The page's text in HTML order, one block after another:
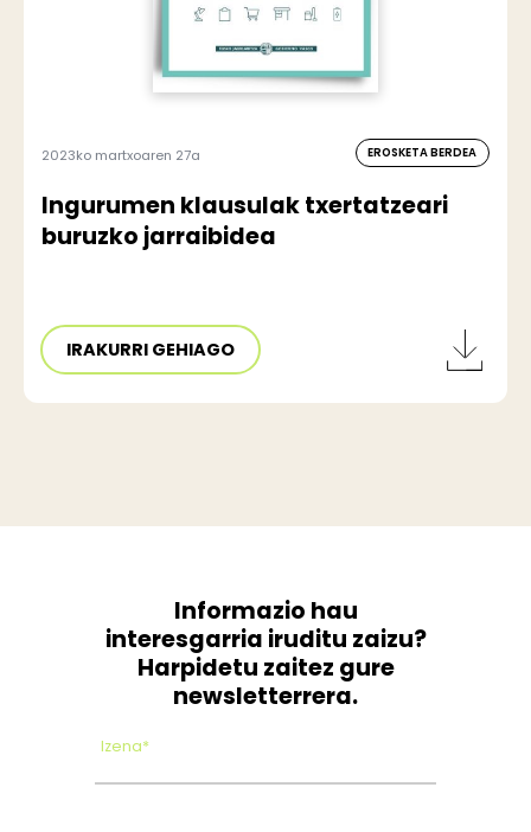
2023ko martxoaren 27a EROSKETA BERDEA
Ingurumen klausulak txertatzeari
buruzko jarraibidea
IRAKURRI GEHIAGO
Informazio hau
interesgarria iruditu zaizu?
Harpidetu zaitez gure
newsletterrera.
Izena*